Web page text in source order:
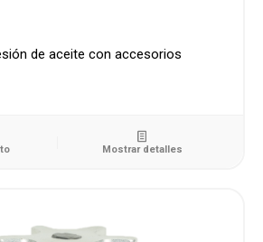
de aceite con accesorios
Mostrar detalles